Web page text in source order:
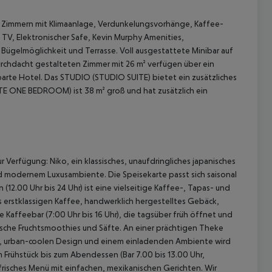
mit Klimaanlage, Verdunkelungsvorhänge, Kaffee-
Elektronischer Safe, Kevin Murphy Amenities,
und Terrasse. Voll ausgestattete Minibar auf
gestalteten Zimmer mit 26 m² verfügen über ein
Hotel. Das STUDIO (STUDIO SUITE) bietet ein zusätzliches
ONE BEDROOM) ist 38 m² groß und hat zusätzlich ein
Verfügung: Niko, ein klassisches, unaufdringliches japanisches
Luxusambiente. Die Speisekarte passt sich saisonal
(12.00 Uhr bis 24 Uhr) ist eine vielseitige Kaffee-, Tapas- und
Kaffee, handwerklich hergestelltes Gebäck,
Kaffeebar (7:00 Uhr bis 16 Uhr), die tagsüber früh öffnet und
Fruchtsmoothies und Säfte. An einer prächtigen Theke
coolen Design und einem einladenden Ambiente wird
Frühstück bis zum Abendessen (Bar 7.00 bis 13.00 Uhr,
Menü mit einfachen, mexikanischen Gerichten. Wir